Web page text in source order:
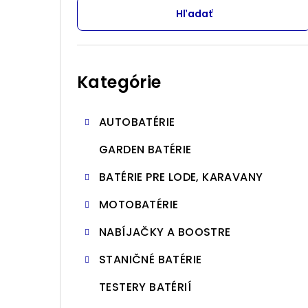
Hľadať
Kategórie
AUTOBATÉRIE
GARDEN BATÉRIE
BATÉRIE PRE LODE, KARAVANY
MOTOBATÉRIE
NABÍJAČKY A BOOSTRE
STANIČNÉ BATÉRIE
TESTERY BATÉRIÍ